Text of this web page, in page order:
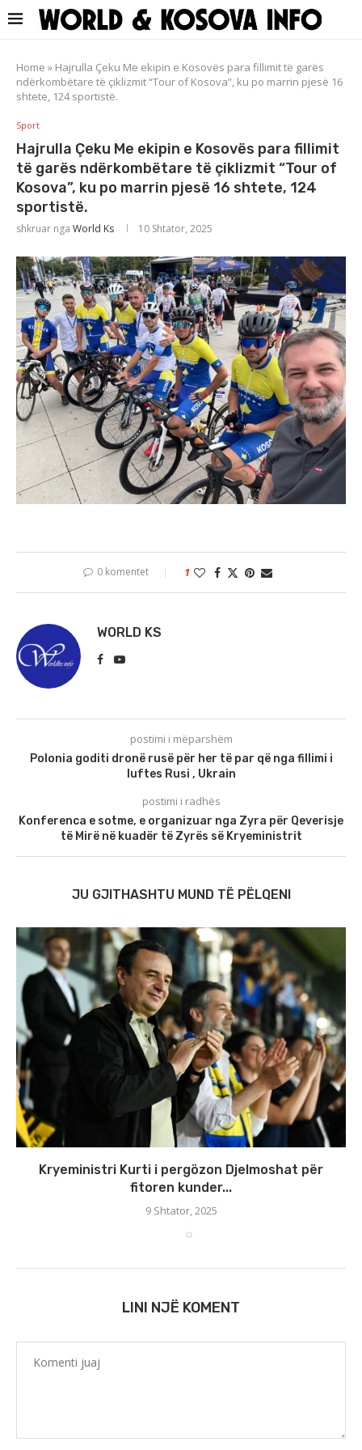
Home » Hajrulla Çeku Me ekipin e Kosovës para fillimit të garës
ndërkombëtare të çiklizmit “Tour of Kosova”, ku po marrin pjesë 16
shtete, 124 sportistë.
Sport
Hajrulla Çeku Me ekipin e Kosovës para fillimit
të garës ndërkombëtare të çiklizmit “Tour of
Kosova”, ku po marrin pjesë 16 shtete, 124
sportistë.
shkruar nga World Ks 10 Shtator, 2025
0 komentet 1
WORLD KS
postimi i mëparshëm
Polonia goditi dronë rusë për her të par që nga fillimi i
luftes Rusi , Ukrain
postimi i radhës
Konferenca e sotme, e organizuar nga Zyra për Qeverisje
të Mirë në kuadër të Zyrës së Kryeministrit
JU GJITHASHTU MUND TË PËLQENI
Kryeministri Kurti i pergözon Djelmoshat për
fitoren kunder...
9 Shtator, 2025
LINI NJË KOMENT